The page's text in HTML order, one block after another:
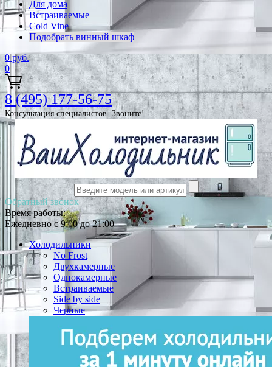
Для дома
Встраиваемые
Cold Vine
Подобрать винный шкаф
0 руб.
0
8 (495) 177-56-75
Консультация специалистов. Звоните!
Обратный звонок
Время работы:
Ежедневно с 9:00 до 21:00
Холодильники
No Frost
Двухкамерные
Однокамерные
Встраиваемые
Side by side
Черные